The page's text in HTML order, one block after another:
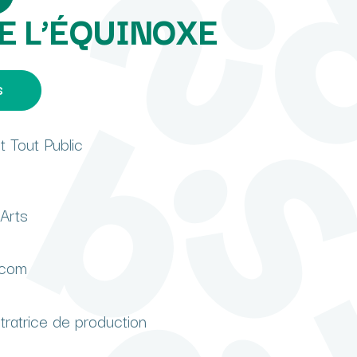
L’ÉQUINOXE
Tout Public
de production